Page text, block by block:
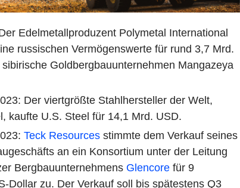
Edelmetallproduzent Polymetal International
russischen Vermögenswerte für rund 3,7 Mrd.
Goldbergbauunternehmen Mangazeya
Der viertgrößte Stahlhersteller der Welt,
kaufte U.S. Steel für 14,1 Mrd. USD.
Teck Resourcesstimmte dem Verkauf seines
an ein Konsortium unter der Leitung
Bergbauunternehmens Glencorefür 9
Dollar zu. Der Verkauf soll bis spätestens Q3